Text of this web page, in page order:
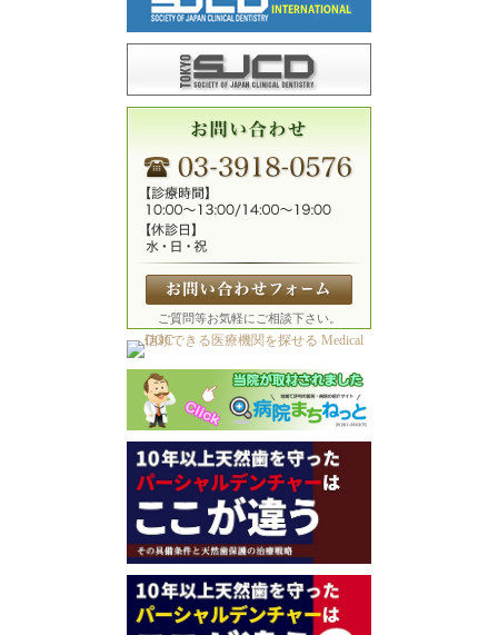
ご質問等お気軽にご相談下さい。